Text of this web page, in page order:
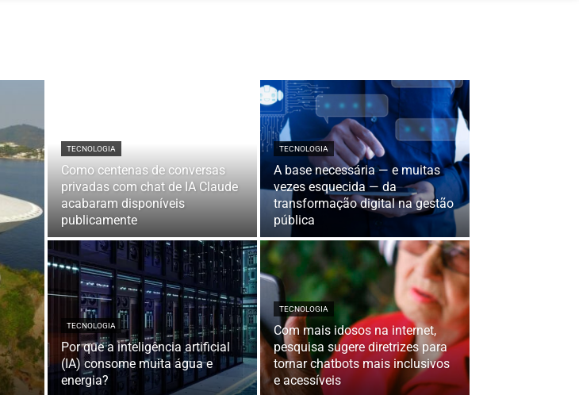
TECNOLOGIA
Como centenas de conversas
privadas com chat de IA Claude
acabaram disponíveis
publicamente
TECNOLOGIA
A base necessária — e muitas
vezes esquecida — da
transformação digital na gestão
pública
TECNOLOGIA
Por que a inteligência artificial
(IA) consome muita água e
energia?
TECNOLOGIA
Com mais idosos na internet,
pesquisa sugere diretrizes para
tornar chatbots mais inclusivos
e acessíveis